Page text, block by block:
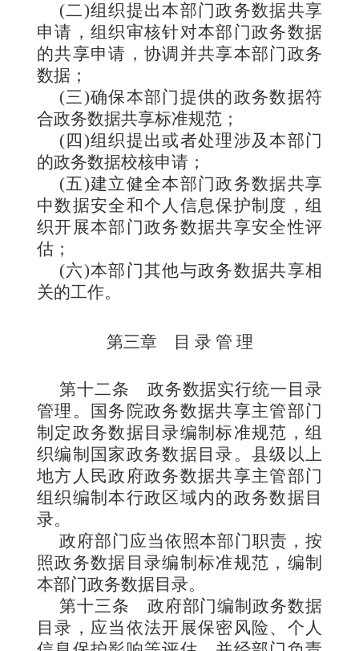
(二)组织提出本部门政务数据共享
申请，组织审核针对本部门政务数据
的共享申请，协调并共享本部门政务
数据；
(三)确保本部门提供的政务数据符
合政务数据共享标准规范；
(四)组织提出或者处理涉及本部门
的政务数据校核申请；
(五)建立健全本部门政务数据共享
中数据安全和个人信息保护制度，组
织开展本部门政务数据共享安全性评
估；
(六)本部门其他与政务数据共享相
关的工作。
第三章 目 录 管 理
第十二条 政务数据实行统一目录
管理。国务院政务数据共享主管部门
制定政务数据目录编制标准规范，组
织编制国家政务数据目录。县级以上
地方人民政府政务数据共享主管部门
组织编制本行政区域内的政务数据目
录。
政府部门应当依照本部门职责，按
照政务数据目录编制标准规范，编制
本部门政务数据目录。
第十三条 政府部门编制政务数据
目录，应当依法开展保密风险、个人